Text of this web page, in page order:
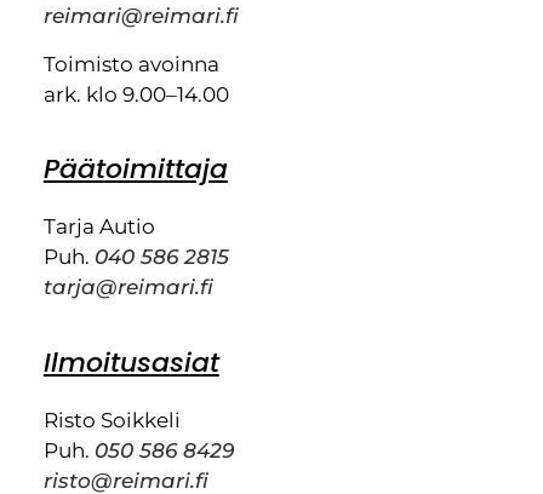
reimari@reimari.fi
Toimisto avoinna
ark. klo 9.00–14.00
Päätoimittaja
Tarja Autio
Puh. 040 586 2815
tarja@reimari.fi
Ilmoitusasiat
Risto Soikkeli
Puh. 050 586 8429
risto@reimari.fi